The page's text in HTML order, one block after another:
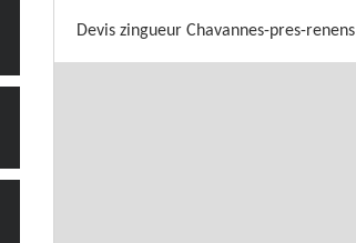
Devis zingueur Chavannes-pres-renens